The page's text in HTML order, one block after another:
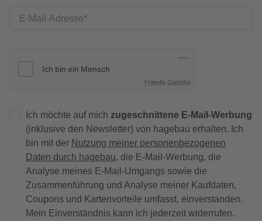
E-Mail-Adresse
Friendly Captcha
Ich möchte auf mich zugeschnittene E-Mail-Werbung
(inklusive den Newsletter) von hagebau erhalten. Ich
bin mit der Nutzung meiner personenbezogenen
Daten durch hagebau, die E-Mail-Werbung, die
Analyse meines E-Mail-Umgangs sowie die
Zusammenführung und Analyse meiner Kaufdaten,
Coupons und Kartenvorteile umfasst, einverstanden.
Mein Einverständnis kann ich jederzeit widerrufen.